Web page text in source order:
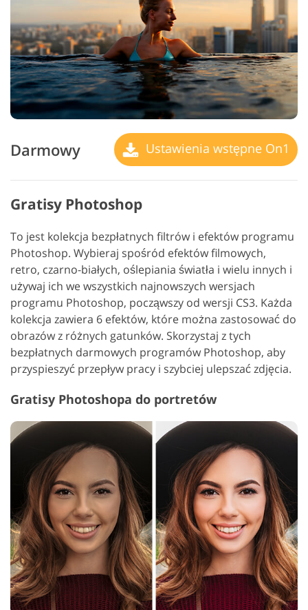
Darmowy Ustawienia wstępne On1
Gratisy Photoshop
To jest kolekcja bezpłatnych filtrów i efektów programu
Photoshop. Wybieraj spośród efektów filmowych,
retro, czarno-białych, oślepiania światła i wielu innych i
używaj ich we wszystkich najnowszych wersjach
programu Photoshop, począwszy od wersji CS3. Każda
kolekcja zawiera 6 efektów, które można zastosować do
obrazów z różnych gatunków. Skorzystaj z tych
bezpłatnych darmowych programów Photoshop, aby
przyspieszyć przepływ pracy i szybciej ulepszać zdjęcia.
Gratisy Photoshopa do portretów